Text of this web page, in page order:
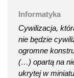
Informatyka
Cywilizacja,
nie będzie
ogromne
(…) opartą na
ukrytej w